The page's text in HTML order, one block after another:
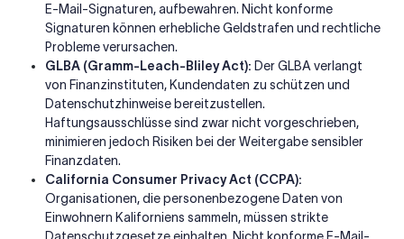
E-Mail-Signaturen, aufbewahren. Nicht konforme
Signaturen können erhebliche Geldstrafen und rechtliche
Probleme verursachen.
GLBA (Gramm-Leach-Bliley Act): Der GLBA verlangt
von Finanzinstituten, Kundendaten zu schützen und
Datenschutzhinweise bereitzustellen.
Haftungsausschlüsse sind zwar nicht vorgeschrieben,
minimieren jedoch Risiken bei der Weitergabe sensibler
Finanzdaten.
California Consumer Privacy Act (CCPA):
Organisationen, die personenbezogene Daten von
Einwohnern Kaliforniens sammeln, müssen strikte